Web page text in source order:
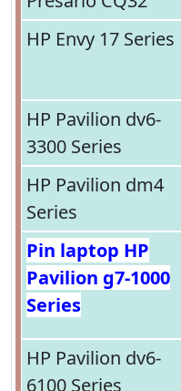
HP Envy 17 Series
HP Pavilion dv6-
3300 Series
HP Pavilion dm4
Series
Pin laptop HP
Pavilion g7-1000
Series
HP Pavilion dv6-
6100 Series